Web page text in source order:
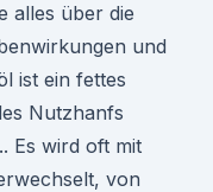
alles über die
und
ist ein fettes
Nutzhanfs
Es wird oft mit
von